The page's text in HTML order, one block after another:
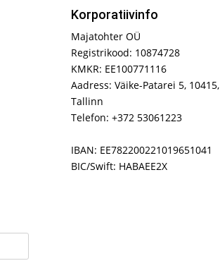
Korporatiivinfo
Majatohter OÜ
Registrikood: 10874728
KMKR: EE100771116
Aadress: Väike-Patarei 5, 10415,
Tallinn
Telefon: +372 53061223
IBAN: EE782200221019651041
BIC/Swift: HABAEE2X